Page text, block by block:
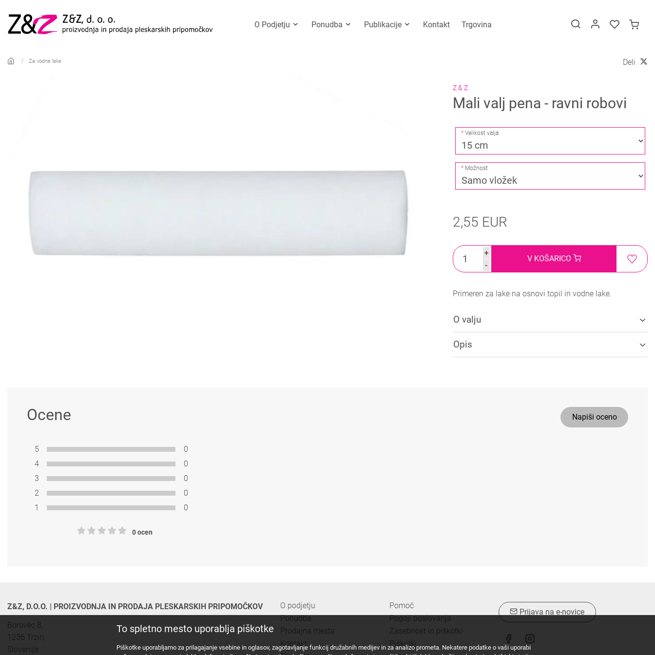
O Podjetju Ponudba Publikacije Kontakt Trgovina
Deli
Za vodne lake
Z & Z
Mali valj pena - ravni robovi
Velikost valja
Možnost
2,55 EUR
+
-
V KOŠARICO
Primeren za lake na osnovi topil in vodne lake.
O valju
Opis
Ocene Napiši oceno
5
0
4
0
3
0
2
0
1
0
0 ocen
Z&Z, D.O.O. | PROIZVODNJA IN PRODAJA PLESKARSKIH PRIPOMOČKOV
Borovec 8,
1236 Trzin,
Slovenija
O podjetju
Ponudba
Prodajna mesta
Kontakt
Pomoč
Pogoji poslovanja
Zasebnost in piškotki
Piškotki
Prijava na e-novice
To spletno mesto uporablja piškotke
Piškotke uporabljamo za prilagajanje vsebine in oglasov, zagotavljanje funkcij družabnih medijev in za analizo prometa. Nekatere podatke o vaši uporabi